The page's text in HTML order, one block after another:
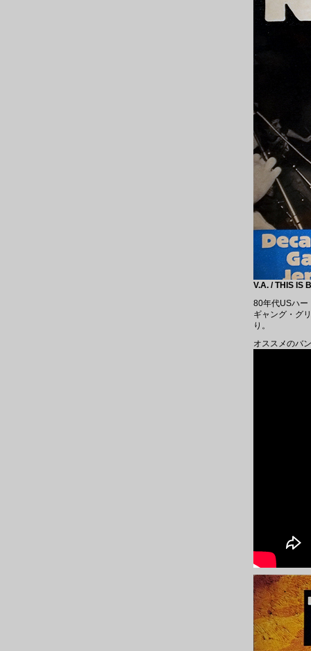
V.A. / THIS IS
80年代USハー
ギャング・グ
り。
オススメのバ